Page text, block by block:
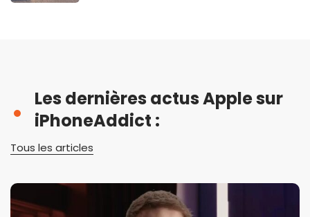
Les dernières actus Apple sur
iPhoneAddict :
Tous les articles